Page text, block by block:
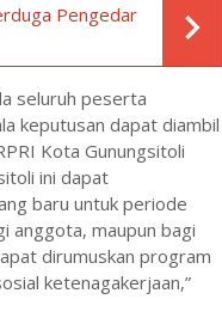
Pengedar
seluruh peserta
keputusan dapat diambil
Kota Gunungsitoli
ini dapat
baru untuk periode
anggota, maupun bagi
dirumuskan program
ketenagakerjaan,”